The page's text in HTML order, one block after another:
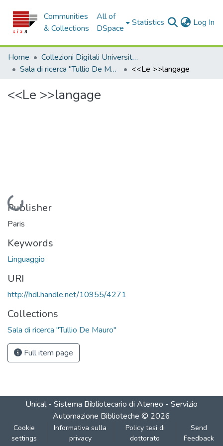
Communities
& Collections
All of
DSpace
Statistics Log In
Home
Collezioni Digitali Università della Calabria
Sala di ricerca "Tullio De Mauro"
<<Le >>langage
<<Le >>langage
Loading...
Publisher
Paris
Keywords
Linguaggio
URI
http://hdl.handle.net/10955/4271
Collections
Sala di ricerca "Tullio De Mauro"
Full item page
Unical - Sistema Bibliotecario di Ateneo - Servizio
Automazione Biblioteche © 2026
Cookie
settings
Informativa sulla
privacy
Policy tesi di
dottorato
Send
Feedback